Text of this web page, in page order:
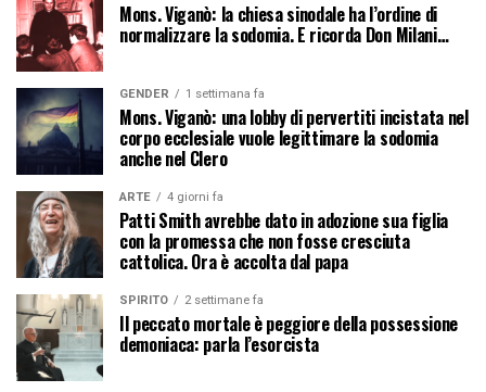
Mons. Viganò: la chiesa sinodale ha l’ordine di
normalizzare la sodomia. E ricorda Don Milani…
GENDER 1 settimana fa
Mons. Viganò: una lobby di pervertiti incistata nel
corpo ecclesiale vuole legittimare la sodomia
anche nel Clero
ARTE 4 giorni fa
Patti Smith avrebbe dato in adozione sua figlia
con la promessa che non fosse cresciuta
cattolica. Ora è accolta dal papa
SPIRITO 2 settimane fa
Il peccato mortale è peggiore della possessione
demoniaca: parla l’esorcista